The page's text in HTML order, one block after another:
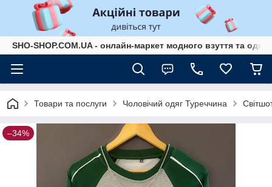
SHO-SHOP.COM.UA - онлайн-маркет модного взуття та
Товари та послуги Чоловічий одяг Туреччина
–34%